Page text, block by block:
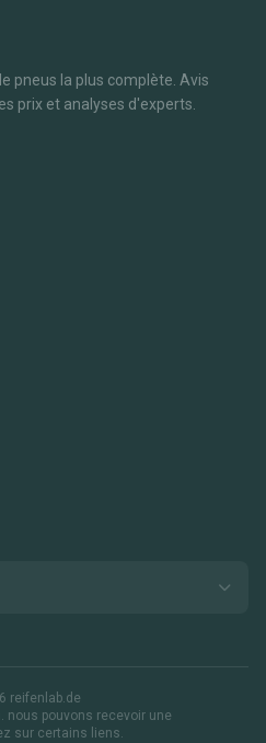
pneus la plus complète. Avis
prix et analyses d'experts.
reifenlab.de
nous pouvons recevoir une
sur certains liens.